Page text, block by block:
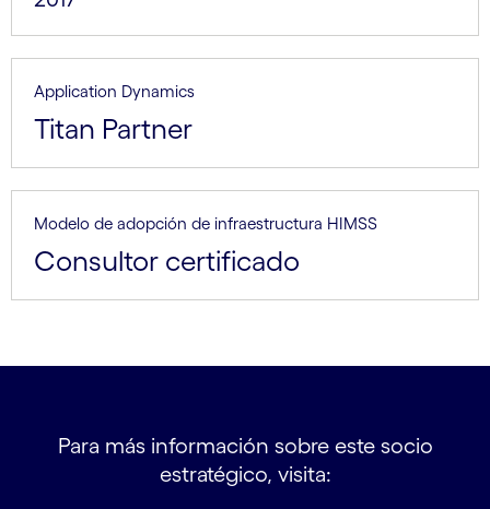
Application Dynamics
Titan Partner
Modelo de adopción de infraestructura HIMSS
Consultor certificado
Para más información sobre este socio
estratégico, visita: